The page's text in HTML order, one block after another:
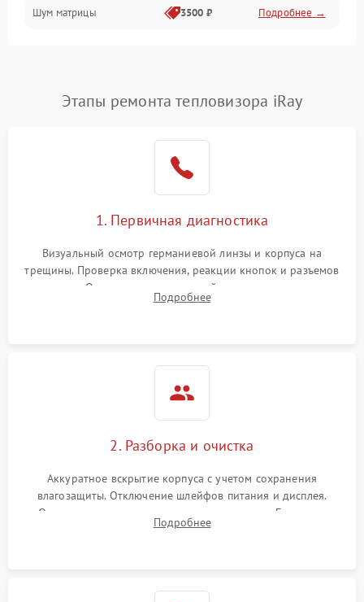
Проблемы питания
Сбои коммуникаций и интерфейсов
Экран (дисплей)
Шум матрицы 3500 ₽ Подробнее →
Этапы ремонта тепловизора iRay
1. Первичная диагностика
Визуальный осмотр германиевой линзы и корпуса на
трещины. Проверка включения, реакции кнопок и разъемов
зарядки. Оценка вывода тепловой сигнатуры на экран,
проверка базовых функций и считывание системных
Подробнее
2. Разборка и очистка
Аккуратное вскрытие корпуса с учетом сохранения
влагозащиты. Отключение шлейфов питания и дисплея.
Очистка внутренних плат от окислов и пыли. Бережная
обработка германиевого объектива специализированными
Подробнее